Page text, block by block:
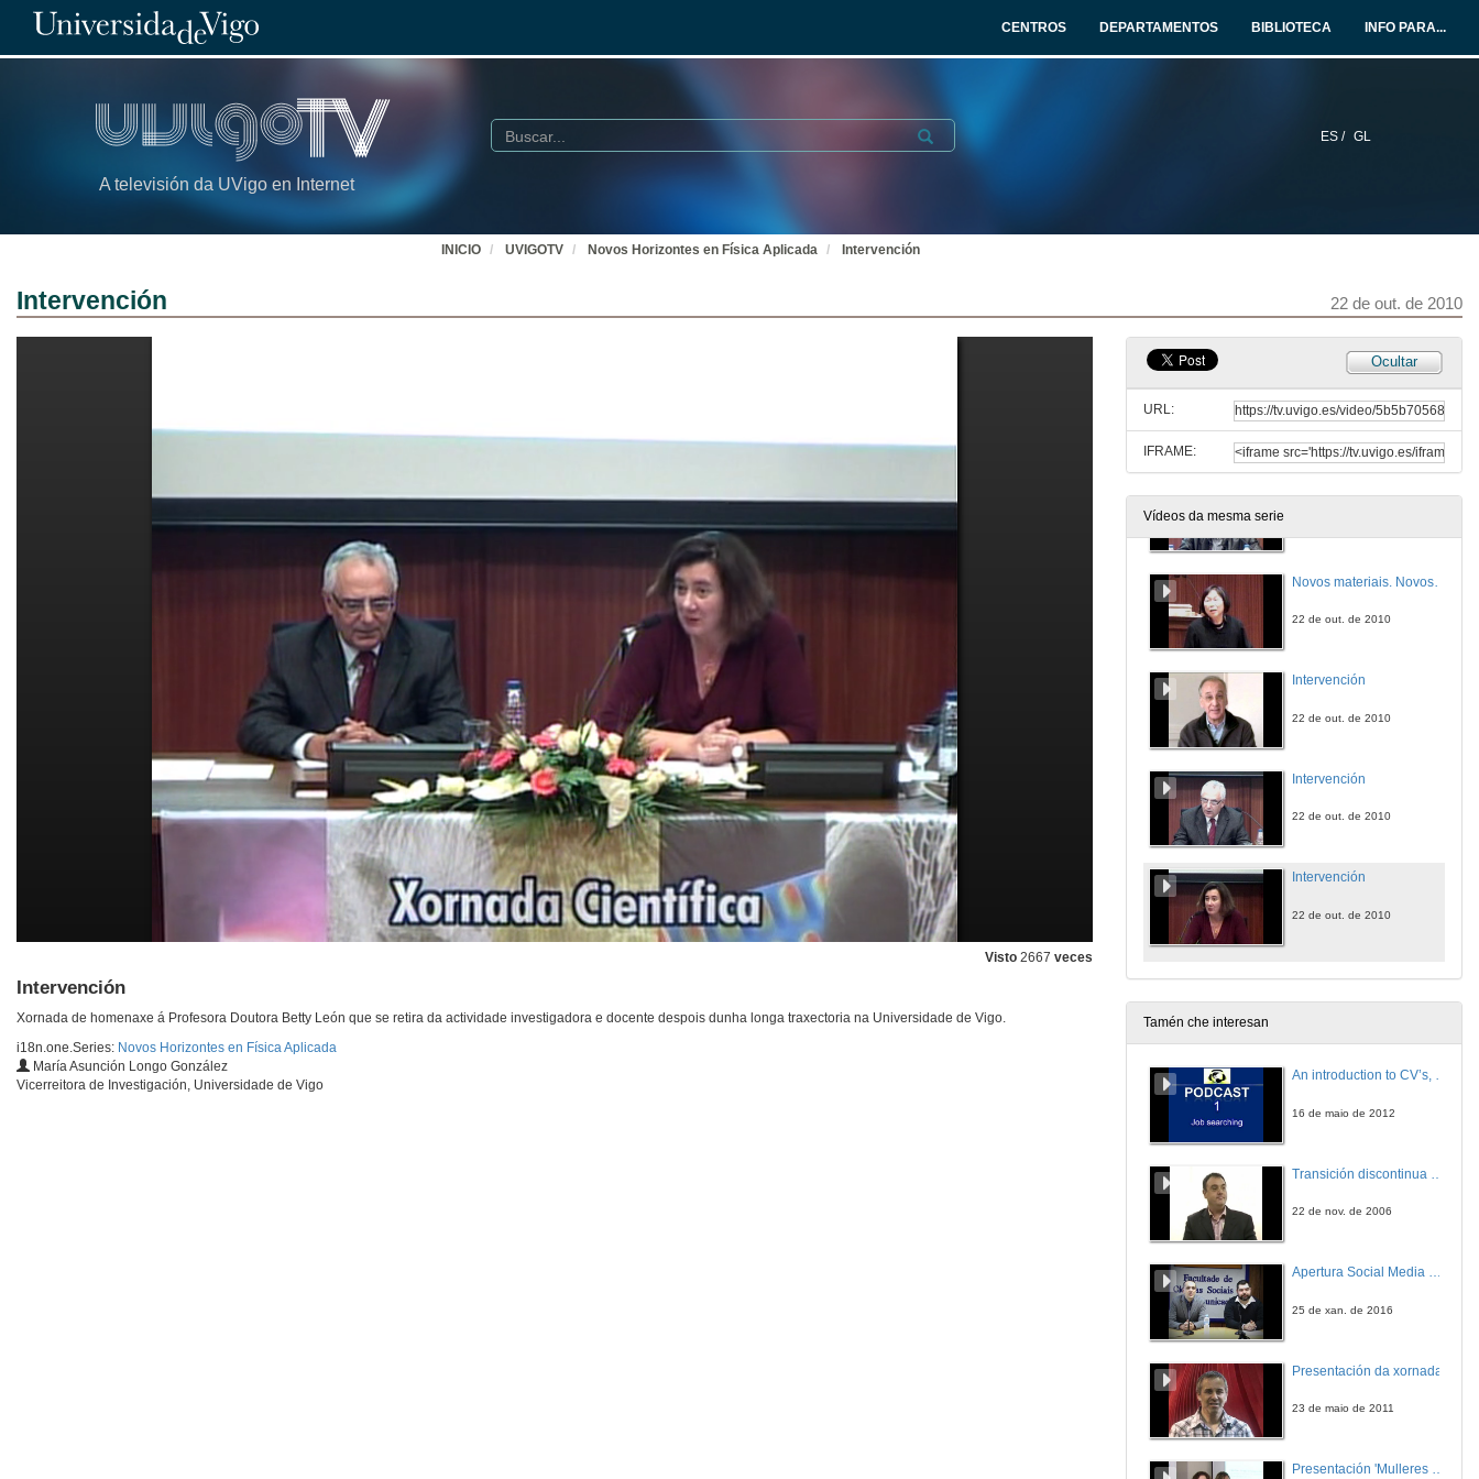
CENTROS DEPARTAMENTOS BIBLIOTECA INFO PARA...
A televisión da UVigo en Internet
ES / GL
Buscar Submit
INICIO UVIGOTV Novos Horizontes en Física Aplicada Intervención
Intervención 22 de out. de 2010
Visto 2667 veces
Intervención
Xornada de homenaxe á Profesora Doutora Betty León que se retira da actividade investigadora e docente despois dunha longa traxectoria na Universidade de Vigo.
i18n.one.Series: Novos Horizontes en Física Aplicada
María Asunción Longo González
Vicerreitora de Investigación, Universidade de Vigo
Ocultar
URL:
IFRAME:
Vídeos da mesma serie
22 de out. de 2010
22 de out. de 2010
22 de out. de 2010
Intervención
22 de out. de 2010
Intervención
22 de out. de 2010
Intervención
22 de out. de 2010
Tamén che interesan
An introduction to CV’s, letters, and job searching
16 de maio de 2012
22 de nov. de 2006
Apertura Social Media Day 2016
25 de xan. de 2016
Presentación da xornada
23 de maio de 2011
Presentación 'Mulleres no software libre'